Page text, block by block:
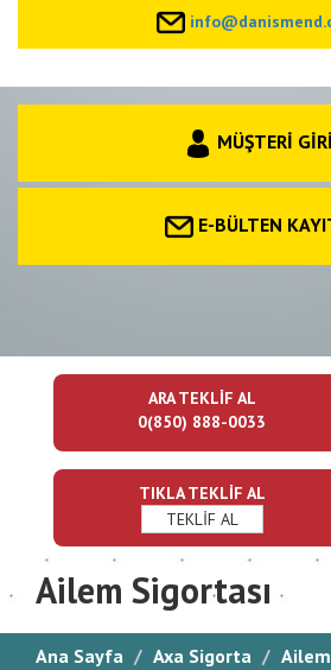
MÜŞTERİ
E-BÜLTEN
ARA TEKLİF AL
0(850) 888-0033
TIKLA TEKLİF AL
TEKLİF AL
Ailem Sigortası
Ana Sayfa Axa Sigorta